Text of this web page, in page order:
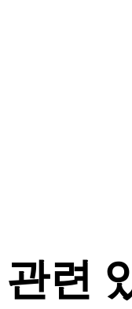
관련